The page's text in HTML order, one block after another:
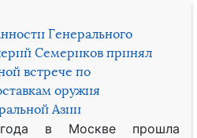
Генерального
Семериков принял
встрече по
оружия
Азии
в Москве прошла